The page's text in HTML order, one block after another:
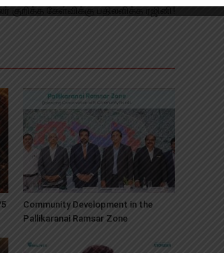
குறித்த கேள்விக்கு பதிலளித்த ரஜினி!
5
Community Development in the
Pallikaranai Ramsar Zone